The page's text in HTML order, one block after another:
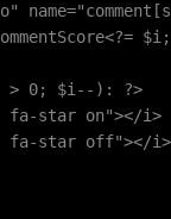
$i;
$i--): ?>
on"></i>
off"></i>